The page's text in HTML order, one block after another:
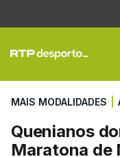
MAIS MODALIDADES
Quenianos
Maratona de